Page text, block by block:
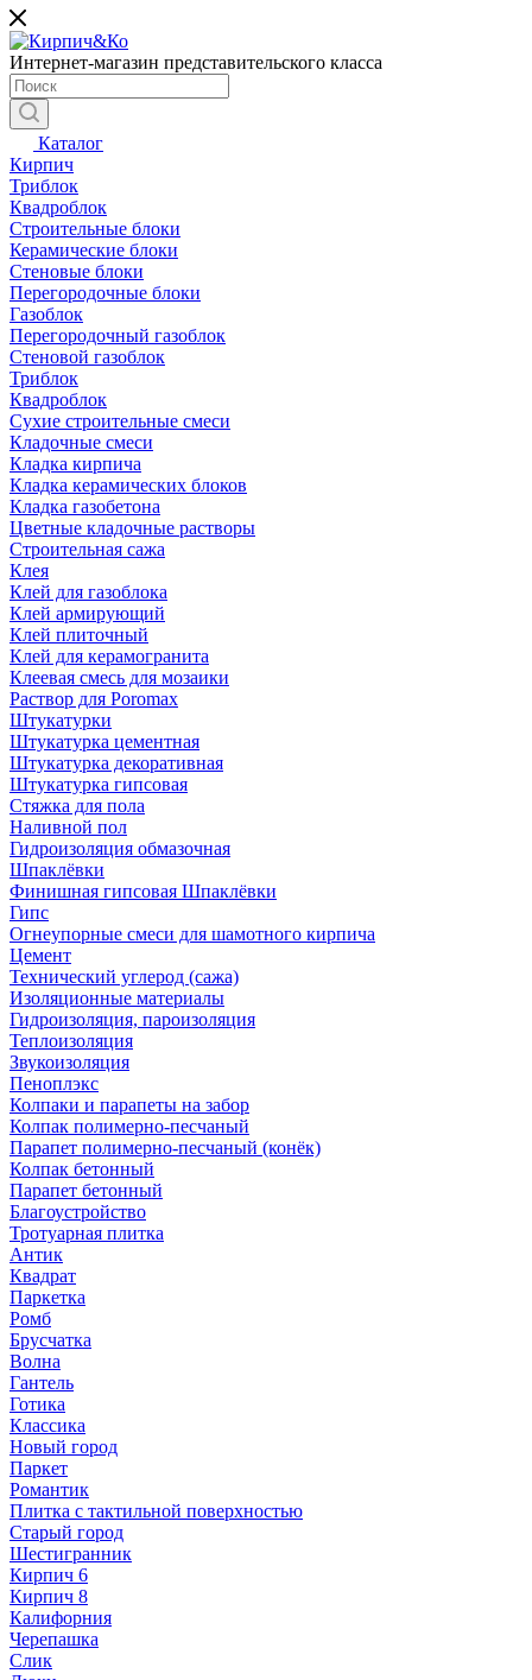
Интернет-магазин представительского класса
Каталог
Кирпич
Триблок
Квадроблок
Строительные блоки
Керамические блоки
Стеновые блоки
Перегородочные блоки
Газоблок
Перегородочный газоблок
Стеновой газоблок
Триблок
Квадроблок
Сухие строительные смеси
Кладочные смеси
Кладка кирпича
Кладка керамических блоков
Кладка газобетона
Цветные кладочные растворы
Строительная сажа
Клея
Клей для газоблока
Клей армирующий
Клей плиточный
Клей для керамогранита
Клеевая смесь для мозаики
Раствор для Poromax
Штукатурки
Штукатурка цементная
Штукатурка декоративная
Штукатурка гипсовая
Стяжка для пола
Наливной пол
Гидроизоляция обмазочная
Шпаклёвки
Финишная гипсовая Шпаклёвки
Гипс
Огнеупорные смеси для шамотного кирпича
Цемент
Технический углерод (сажа)
Изоляционные материалы
Гидроизоляция, пароизоляция
Теплоизоляция
Звукоизоляция
Пеноплэкс
Колпаки и парапеты на забор
Колпак полимерно-песчаный
Парапет полимерно-песчаный (конёк)
Колпак бетонный
Парапет бетонный
Благоустройство
Тротуарная плитка
Антик
Квадрат
Паркетка
Ромб
Брусчатка
Волна
Гантель
Готика
Классика
Новый город
Паркет
Романтик
Плитка с тактильной поверхностью
Старый город
Шестигранник
Кирпич 6
Кирпич 8
Калифорния
Черепашка
Слик